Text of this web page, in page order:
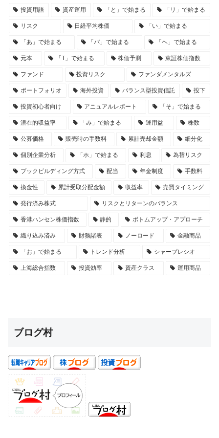
投資用語 資産運用 「と」で始まる 「リ」で始まる
リスク 日経平均株価 「い」で始まる
「あ」で始まる 「バ」で始まる 「ヘ」で始まる
元本 「T」で始まる 株価予測 東証株価指数
ファンド 投資リスク ファンダメンタルズ
ポートフォリオ 海外投資 バランス型投資信託 投下
投資初心者向け アニュアルレポート 「そ」で始まる
潜在的収益率 「み」で始まる 運用益 株数
公募価格 販売時の手数料 累計売却金額 細分化
個別企業分析 「ホ」で始まる 利息 為替リスク
ブックビルディング方式 配当 年金制度 手数料
換金性 累計受取分配金額 収益率 売買タイミング
発行済み株式 リスクとリターンのバランス
香港ハンセン株価指数 静的 ボトムアップ・アプローチ
織り込み済み 財務諸表 ノーロード 金融商品
「お」で始まる トレンド分析 シャープレシオ
上海総合指数 投資効率 資産クラス 運用商品
ブログ村